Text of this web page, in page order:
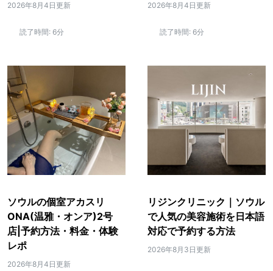
2026年8月4日更新
読了時間: 6分
2026年8月4日更新
読了時間: 6分
ソウルの個室アカスリ
ONA(温雅・オンア)2号
店|予約方法・料金・体験
レポ
2026年8月4日更新
リジンクリニック｜ソウル
で人気の美容施術を日本語
対応で予約する方法
2026年8月3日更新